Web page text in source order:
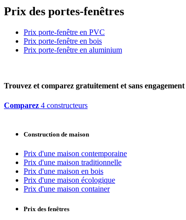
Prix des portes-fenêtres
Prix porte-fenêtre en PVC
Prix porte-fenêtre en bois
Prix porte-fenêtre en aluminium
Trouvez et comparez gratuitement et sans engagement
Comparez 4 constructeurs
Construction de maison
Prix d'une maison contemporaine
Prix d'une maison traditionnelle
Prix d'une maison en bois
Prix d'une maison écologique
Prix d'une maison container
Prix des fenêtres